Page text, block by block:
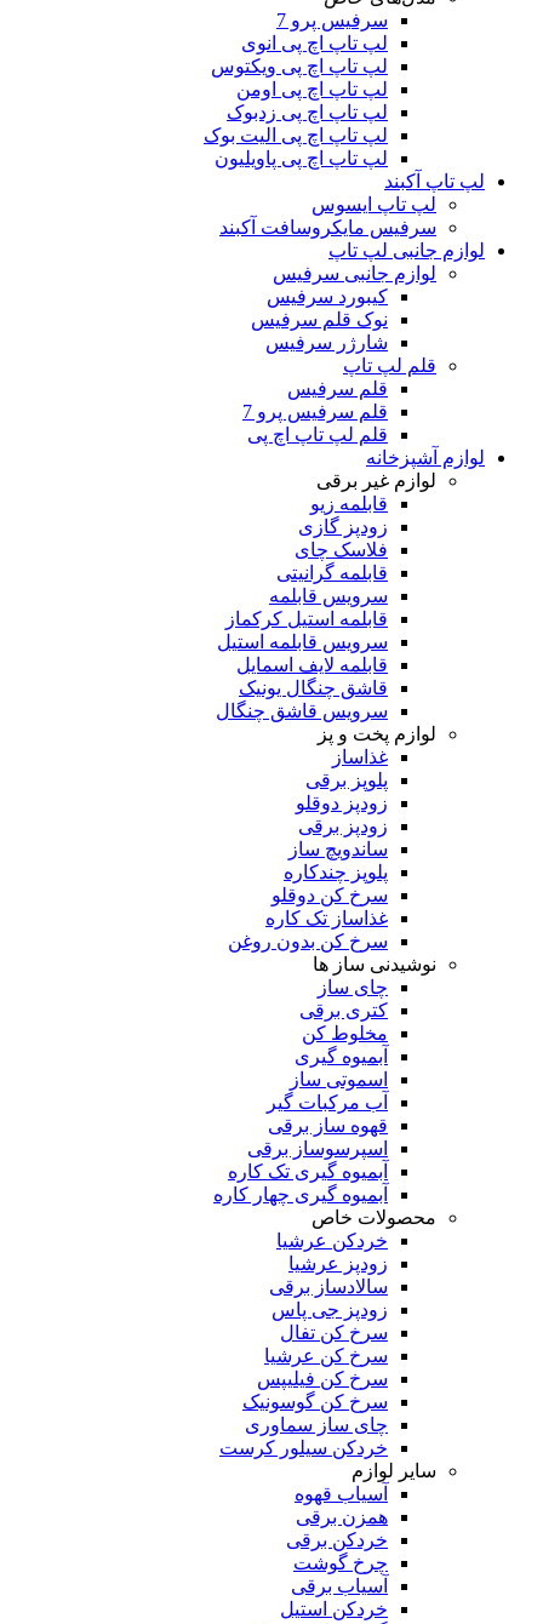
سرفیس پرو 7
لپ تاپ اچ پی انوی
لپ تاپ اچ پی ویکتوس
لپ تاپ اچ پی اومن
لپ تاپ اچ پی زدبوک
لپ تاپ اچ پی الیت بوک
لپ تاپ اچ پی پاویلیون
لپ تاپ آکبند
لپ تاپ ایسوس
سرفیس مایکروسافت آکبند
لوازم جانبی لپ تاپ
لوازم جانبی سرفیس
کیبورد سرفیس
نوک قلم سرفیس
شارژر سرفیس
قلم لپ تاپ
قلم سرفیس
قلم سرفیس پرو 7
قلم لپ تاپ اچ پی
لوازم آشپزخانه
لوازم غیر برقی
قابلمه زیو
زودپز گازی
فلاسک چای
قابلمه گرانیتی
سرویس قابلمه
قابلمه استیل کرکماز
سرویس قابلمه استیل
قابلمه لایف اسمایل
قاشق چنگال یونیک
سرویس قاشق چنگال
لوازم پخت و پز
غذاساز
پلوپز برقی
زودپز دوقلو
زودپز برقی
ساندویچ ساز
پلوپز چندکاره
سرخ کن دوقلو
غذاساز تک کاره
سرخ کن بدون روغن
نوشیدنی ساز ها
چای ساز
کتری برقی
مخلوط کن
آبمیوه گیری
اسموتی ساز
آب مرکبات گیر
قهوه ساز برقی
اسپرسوساز برقی
آبمیوه گیری تک کاره
آبمیوه گیری چهار کاره
محصولات خاص
خردکن عرشیا
زودپز عرشیا
سالادساز برقی
زودپز جی پاس
سرخ کن تفال
سرخ کن عرشیا
سرخ کن فیلیپس
سرخ کن گوسونیک
چای ساز سماوری
خردکن سیلور کرست
سایر لوازم
آسیاب قهوه
همزن برقی
خردکن برقی
چرخ گوشت
آسیاب برقی
خردکن استیل